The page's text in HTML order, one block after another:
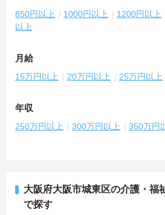
850円以上 1000円以上 1200円以上
以上
月給
15万円以上 20万円以上 25万円以上
年収
250万円以上 300万円以上 350万円
大阪府大阪市城東区の介護・福
で探す